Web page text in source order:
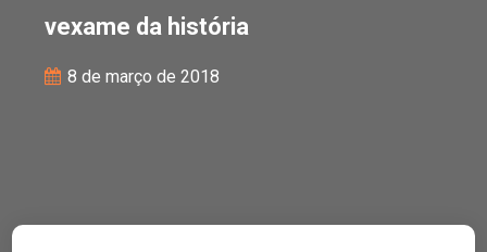
vexame da história
8 de março de 2018